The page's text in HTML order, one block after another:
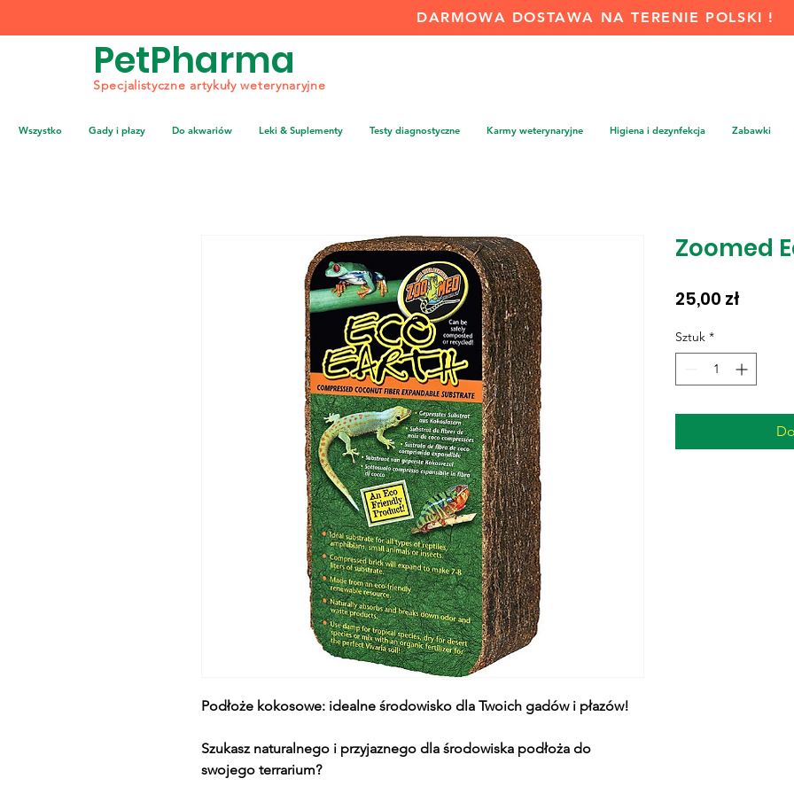
DARMOWA DOSTAWA NA TERENIE POLSKI !
PetPharma
Specjalistyczne artykuły weterynaryjne
Wszystko Gady i płazy Do akwariów Leki & Suplementy Testy diagnostyczne Karmy weterynaryjne Higiena i dezynfekcja Zabawki
Podłoże kokosowe: idealne środowisko dla Twoich gadów i płazów!
Szukasz naturalnego i przyjaznego dla środowiska podłoża do
swojego terrarium?
Zoomed
25,00 zł
Sztuk *